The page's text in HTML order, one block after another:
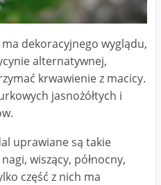
dekoracyjnego wyglądu,
alternatywnej,
krwawienie z macicy.
jasnożółtych i
uprawiane są takie
wiszący, północny,
część z nich ma